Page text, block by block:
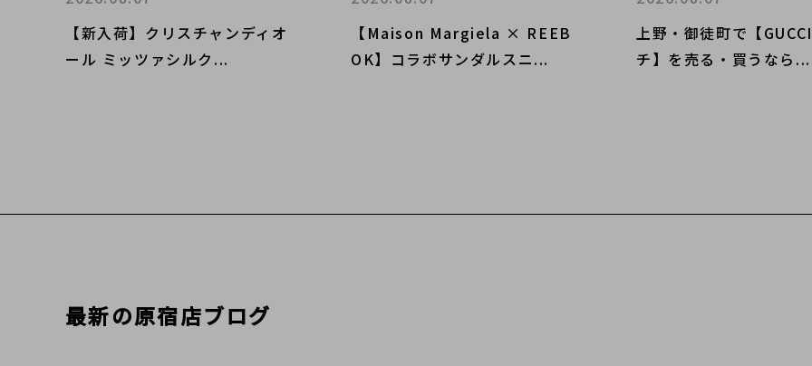
【新入荷】クリスチャンディオ
ール ミッツァシルク...
【Maison Margiela × REEB
OK】コラボサンダルスニ...
上野・御徒町で【
チ】を売る・買うなら...
最新の原宿店ブログ